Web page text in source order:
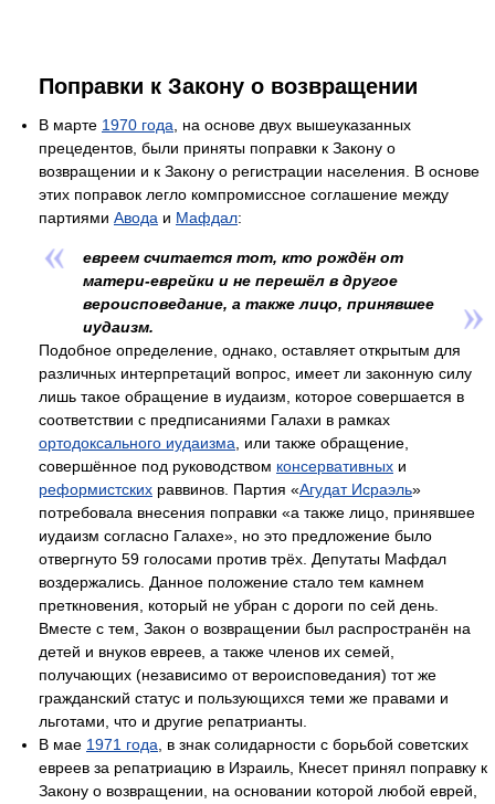
Поправки к Закону о возвращении
В марте 1970 года , на основе двух вышеуказанных
прецедентов, были приняты поправки к Закону о
возвращении и к Закону о регистрации населения. В основе
этих поправок легло компромиссное соглашение между
партиями Авода и Мафдал:
евреем считается тот, кто рождён от
матери-еврейки и не перешёл в другое
вероисповедание, а также лицо, принявшее
иудаизм.
Подобное определение, однако, оставляет открытым для
различных интерпретаций вопрос, имеет ли законную силу
лишь такое обращение в иудаизм, которое совершается в
соответствии с предписаниями Галахи в рамках
ортодоксального иудаизма , или также обращение,
совершённое под руководством консервативных и
реформистских раввинов. Партия «Агудат Исраэль»
потребовала внесения поправки «а также лицо, принявшее
иудаизм согласно Галахе», но это предложение было
отвергнуто 59 голосами против трёх. Депутаты Мафдал
воздержались. Данное положение стало тем камнем
преткновения, который не убран с дороги по сей день.
Вместе с тем, Закон о возвращении был распространён на
детей и внуков евреев, а также членов их семей,
получающих (независимо от вероисповедания) тот же
гражданский статус и пользующихся теми же правами и
льготами, что и другие репатрианты.
В мае 1971 года , в знак солидарности с борьбой советских
евреев за репатриацию в Израиль, Кнесет принял поправку к
Закону о возвращении, на основании которой любой еврей,